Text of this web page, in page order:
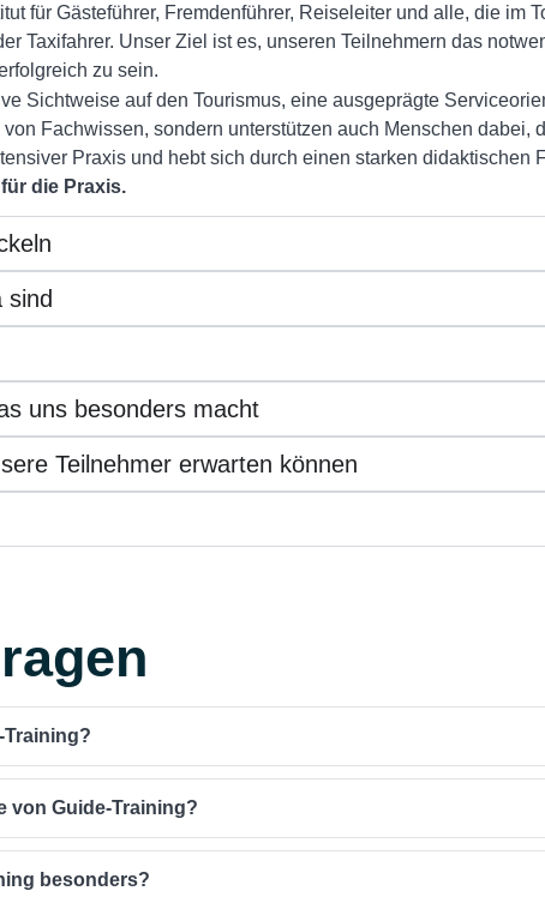
für Gästeführer, Fremdenführer, Reiseleiter und alle, die im
Taxifahrer. Unser Ziel ist es, unseren Teilnehmern das
zu sein.
Sichtweise auf den Tourismus, eine ausgeprägte
Fachwissen, sondern unterstützen auch Menschen dabei,
Praxis und hebt sich durch einen starken didaktischen
die Praxis.
sind
uns besonders macht
Teilnehmer erwarten können
Training?
von Guide-Training?
besonders?